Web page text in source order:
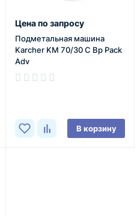
Цена по запросу
Подметальная машина
Karcher KM 70/30 C Bp Pack
Adv
В корзину